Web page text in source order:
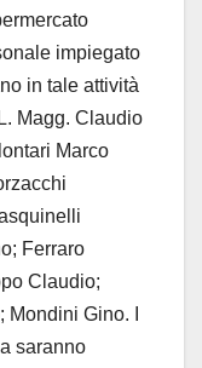
impiegato
in tale attività
Magg. Claudio
Marco
Ferraro
Claudio;
Gino. I
saranno